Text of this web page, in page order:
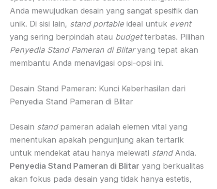
Anda mewujudkan desain yang sangat spesifik dan
unik. Di sisi lain, stand portable ideal untuk event
yang sering berpindah atau budgetterbatas. Pilihan
Penyedia Stand Pameran di Blitaryang tepat akan
membantu Anda menavigasi opsi-opsi ini.
Desain Stand Pameran: Kunci Keberhasilan dari
Penyedia Stand Pameran di Blitar
Desain standpameran adalah elemen vital yang
menentukan apakah pengunjung akan tertarik
untuk mendekat atau hanya melewati standAnda.
Penyedia Stand Pameran di Blitar yang berkualitas
akan fokus pada desain yang tidak hanya estetis,